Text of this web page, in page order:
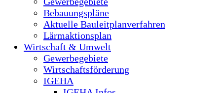
Bebauungspläne
Aktuelle Bauleitplanverfahren
Lärmaktionsplan
Wirtschaft & Umwelt
Gewerbegebiete
Wirtschaftsförderung
IGEHA